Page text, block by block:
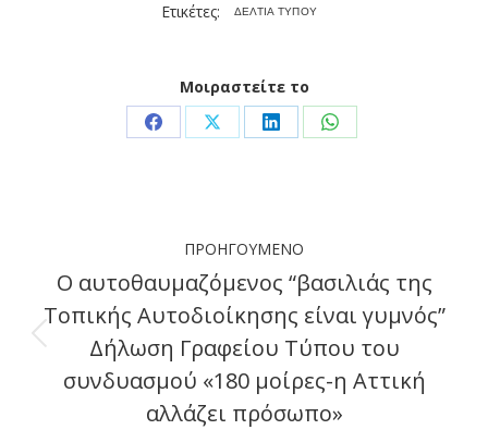
Ετικέτες:
ΔΕΛΤΙΑ ΤΥΠΟΥ
Μοιραστείτε το
Share Share Share Share
navigation
ΠΡΟΗΓΟΎΜΕΝΟ
Previous
post:
Ο αυτοθαυμαζόμενος “βασιλιάς της
Τοπικής Αυτοδιοίκησης είναι γυμνός”
Δήλωση Γραφείου Τύπου του
συνδυασμού «180 μοίρες-η Αττική
αλλάζει πρόσωπο»